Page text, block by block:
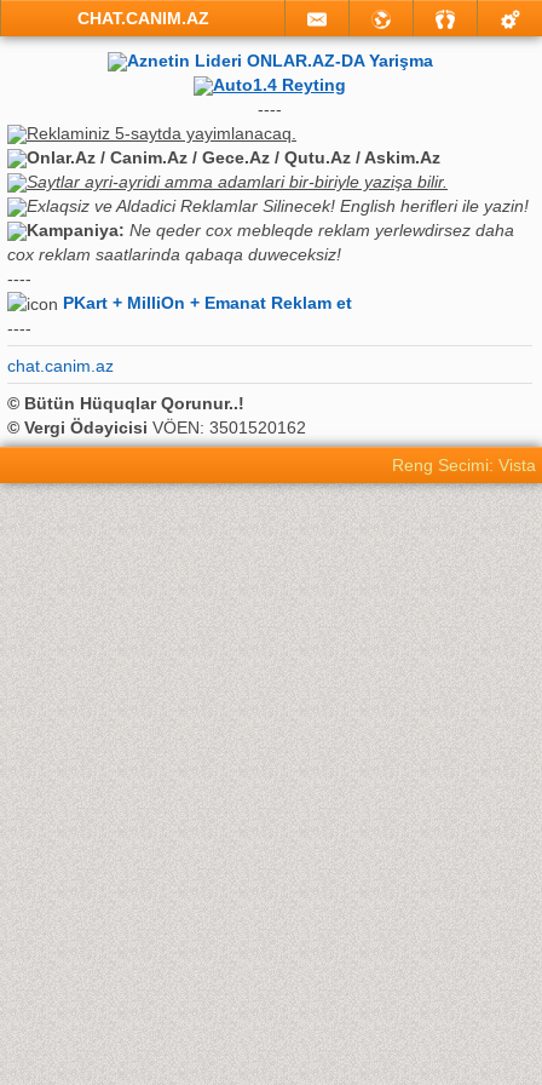
CHAT.CANIM.AZ
Aznetin Lideri ONLAR.AZ-DA Yarişma
Auto1.4 Reyting
----
Reklaminiz 5-saytda yayimlanacaq.
Onlar.Az / Canim.Az / Gece.Az / Qutu.Az / Askim.Az
Saytlar ayri-ayridi amma adamlari bir-biriyle yazişa bilir.
Exlaqsiz ve Aldadici Reklamlar Silinecek! English herifleri ile yazin!
Kampaniya: Ne qeder cox mebleqde reklam yerlewdirsez daha
cox reklam saatlarinda qabaqa duweceksiz!
----
PKart + MilliOn + Emanat Reklam et
----
chat.canim.az
© Bütün Hüquqlar Qorunur..!
© Vergi Ödəyicisi VÖEN: 3501520162
Reng Secimi: Vista